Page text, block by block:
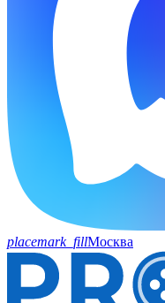
placemark_fillМосква